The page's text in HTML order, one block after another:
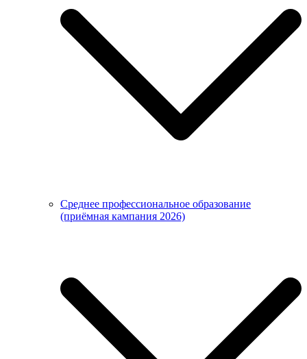
Среднее профессиональное образование
(приёмная кампания 2026)